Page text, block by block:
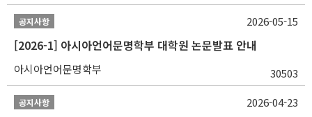
공지사항
[2026-1] 아시아언어문명학부 대학원 논문발표 안내
아시아언어문명학부 30503
2026-05-15
공지사항 2026-04-23